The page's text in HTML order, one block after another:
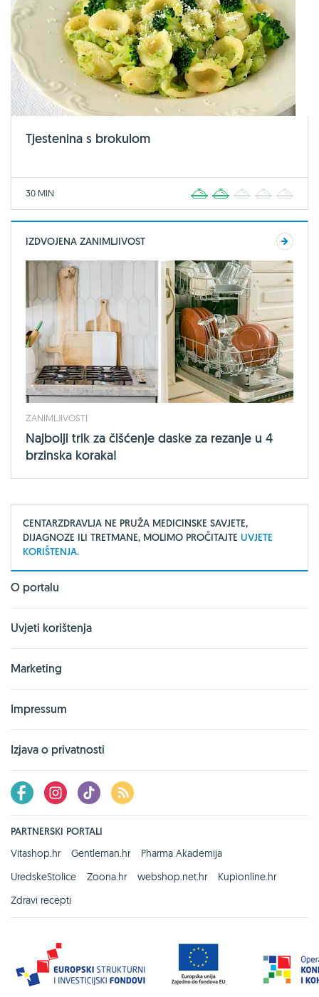
Tjestenina s brokulom
30 MIN 2 3 4
IZDVOJENA ZANIMLJIVOST
ZANIMLJIVOSTI
Najbolji trik za čišćenje daske za rezanje u 4
brzinska koraka!
CENTARZDRAVLJA NE PRUŽA MEDICINSKE SAVJETE,
DIJAGNOZE ILI TRETMANE, MOLIMO PROČITAJTE UVJETE
KORIŠTENJA.
O portalu
Uvjeti korištenja
Marketing
Impressum
Izjava o privatnosti
PARTNERSKI PORTALI
Vitashop.hr
Gentleman.hr
Pharma Akademija
UredskeStolice
Zoona.hr webshop.net.hr
Kupionline.hr
Zdravi recepti